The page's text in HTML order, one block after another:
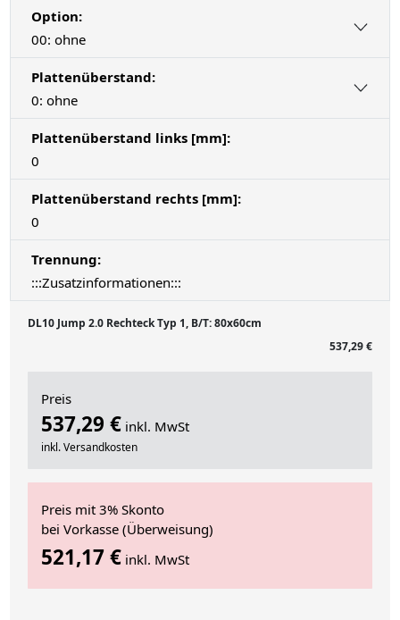
Option:
00: ohne
Plattenüberstand:
0: ohne
Plattenüberstand links [mm]:
0
Plattenüberstand rechts [mm]:
0
Trennung:
:::Zusatzinformationen:::
DL10 Jump 2.0 Rechteck Typ 1, B/T: 80x60cm
537,29 €
Preis
537,29 € inkl. MwSt
inkl. Versandkosten
Preis mit 3% Skonto
bei Vorkasse (Überweisung)
521,17 € inkl. MwSt